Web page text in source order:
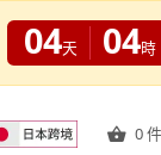
0
04天 04時